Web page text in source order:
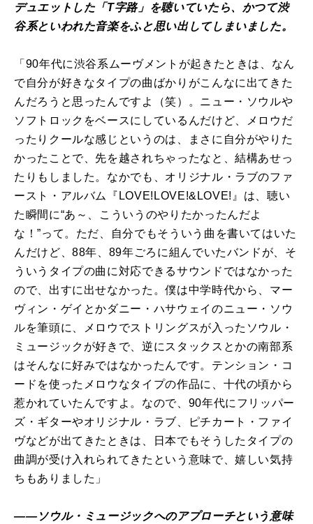
デュエットした「T字路」を聴いていたら、かつて渋
谷系といわれた音楽をふと思い出してしまいました。
「90年代に渋谷系ムーヴメントが起きたときは、なん
で自分が好きなタイプの曲ばかりがこんなに出てきた
んだろうと思ったんですよ（笑）。ニュー・ソウルや
ソフトロックをベースにしているんだけど、メロウだ
ったりクールな感じというのは、まさに自分がやりた
かったことで、先を越されちゃったなと、結構あせっ
たりもしました。なかでも、オリジナル・ラブのファ
ースト・アルバム『LOVE!LOVE!&LOVE!』は、聴い
た瞬間に“あ～、こういうのやりたかったんだよ
な！”って。ただ、自分でもそういう曲を書いてはいた
んだけど、88年、89年ごろに組んでいたバンドが、そ
ういうタイプの曲に対応できるサウンドではなかった
ので、出すに出せなかった。僕は中学時代から、マー
ヴィン・ゲイとかダニー・ハサウェイのニュー・ソウ
ルを筆頭に、メロウでストリングスが入ったソウル・
ミュージックが好きで、逆にスタックスとかの南部系
はそんなに好みではなかったんです。テンション・コ
ードを使ったメロウなタイプの作品に、十代の頃から
惹かれていたんですよ。なので、90年代にフリッパー
ズ・ギターやオリジナル・ラブ、ピチカート・ファイ
ヴなどが出てきたときは、日本でもそうしたタイプの
曲調が受け入れられてきたという意味で、嬉しい気持
ちもありました」
――ソウル・ミュージックへのアプローチという意味